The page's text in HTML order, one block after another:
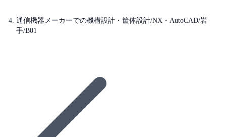
通信機器メーカーでの機構設計・筐体設計/NX・AutoCAD/岩
手/B01